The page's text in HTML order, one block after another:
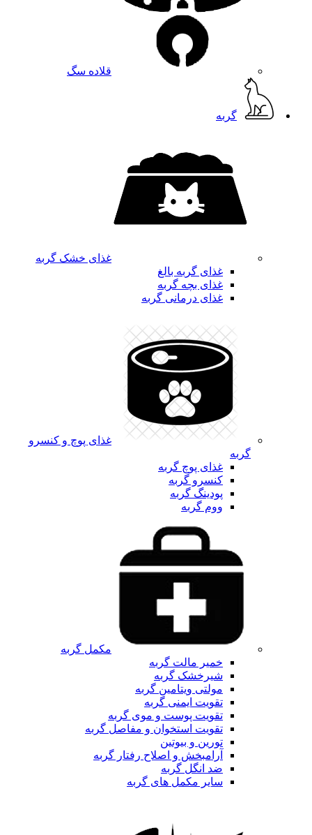
قلاده سگ
گربه
غذای خشک گربه
غذای گربه بالغ
غذای بچه گربه
غذای درمانی گربه
غذای پوچ و کنسرو
گربه
غذای پوچ گربه
کنسرو گربه
پودینگ گربه
ووم گربه
مکمل گربه
خمیر مالت گربه
شیرخشک گربه
مولتی ویتامین گربه
تقویت ایمنی گربه
تقویت پوست و موی گربه
تقویت استخوان و مفاصل گربه
تورین و بیوتین
آرامبخش و اصلاح رفتار گربه
ضد انگل گربه
سایر مکمل های گربه